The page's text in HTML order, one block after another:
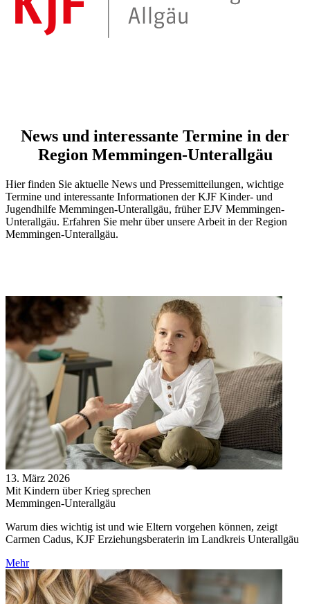
News und interessante Termine in der
Region Memmingen-Unterallgäu
Hier finden Sie aktuelle News und Pressemitteilungen, wichtige
Termine und interessante Informationen der KJF Kinder- und
Jugendhilfe Memmingen-Unterallgäu, früher EJV Memmingen-
Unterallgäu. Erfahren Sie mehr über unsere Arbeit in der Region
Memmingen-Unterallgäu.
13. März 2026
Mit Kindern über Krieg sprechen
Memmingen-Unterallgäu
Warum dies wichtig ist und wie Eltern vorgehen können, zeigt
Carmen Cadus, KJF Erziehungsberaterin im Landkreis Unterallgäu
Mehr